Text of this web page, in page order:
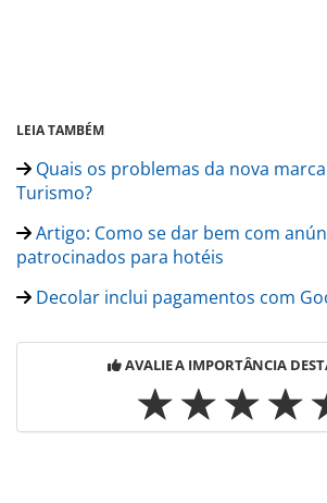
LEIA TAMBÉM
Quais os problemas da nova
Turismo?
Artigo: Como se dar bem com
patrocinados para hotéis
Decolar inclui pagamentos com
AVALIE A IMPORTÂNCIA